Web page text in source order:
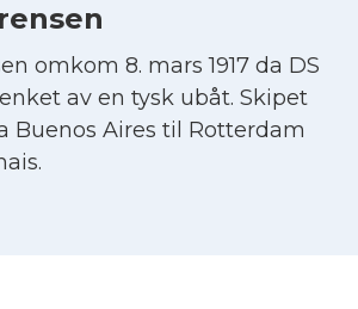
omkom 8. mars 1917 da DS
av en tysk ubåt. Skipet
Buenos Aires til Rotterdam